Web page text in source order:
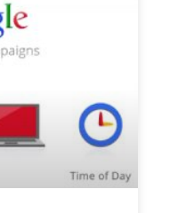
en avant
pour
d’acheter